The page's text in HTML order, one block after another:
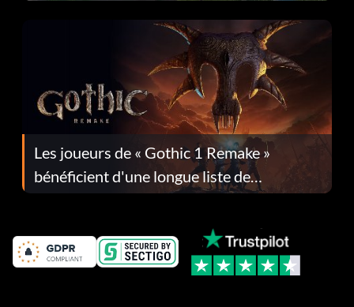
Les joueurs de « Gothic 1 Remake »
bénéficient d'une longue liste de
corrections dans la mise à jour 1.0.4